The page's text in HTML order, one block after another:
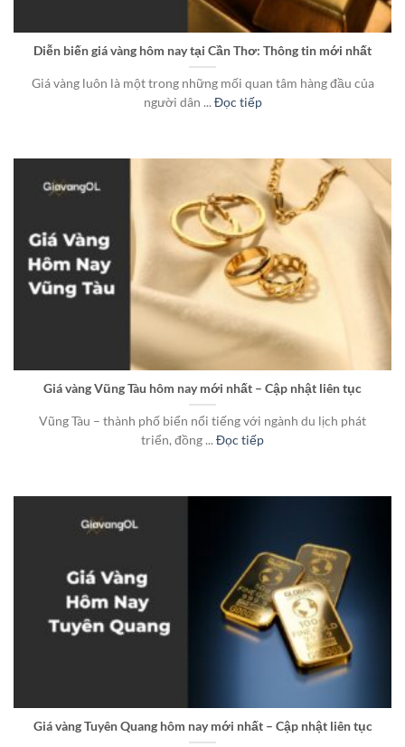
Diễn biến giá vàng hôm nay tại Cần Thơ: Thông tin mới nhất
Giá vàng luôn là một trong những mối quan tâm hàng đầu của
người dân ...Đọc tiếp
Giá vàng Vũng Tàu hôm nay mới nhất – Cập nhật liên tục
Vũng Tàu – thành phố biển nổi tiếng với ngành du lịch phát
triển, đồng ...Đọc tiếp
Giá vàng Tuyên Quang hôm nay mới nhất – Cập nhật liên tục